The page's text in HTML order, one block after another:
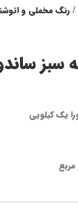
رنگ مخملی و
سبز
یک کیلویی